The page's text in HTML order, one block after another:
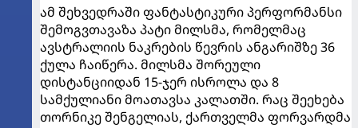
ამ შეხვედრაში ფანტასტიკური პერფორმანსი
შემოგვთავაზა პატი მილსმა, რომელმაც
ავსტრალიის ნაკრების წევრის ანგარიშზე 36
ქულა ჩაიწერა. მილსმა შორეული
დისტანციიდან 15-ჯერ ისროლა და 8
სამქულიანი მოათავსა კალათში. რაც შეეხება
თორნიკე შენგელიას, ქართველმა ფორვარდმა